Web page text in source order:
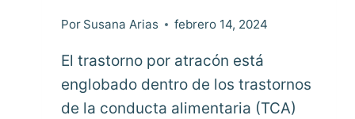
Por Susana Arias febrero 14, 2024
El trastorno por atracón está
englobado dentro de los trastornos
de la conducta alimentaria (TCA)